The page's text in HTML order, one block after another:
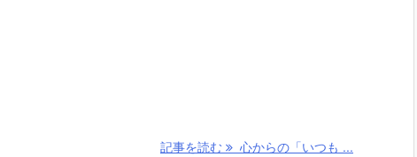
記事を読む 心からの「いつも ...